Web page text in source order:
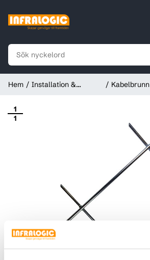
Hem
Installation &
Kabelbrunn
1
1